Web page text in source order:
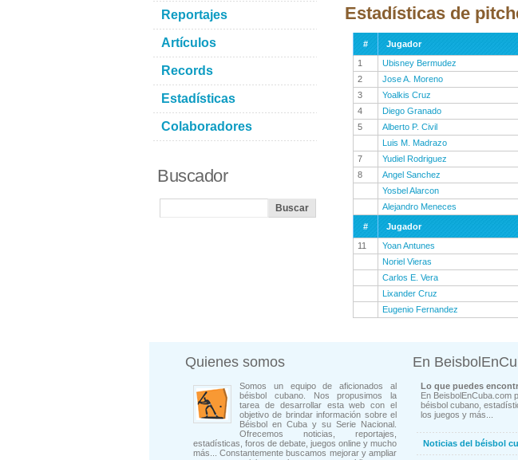
Estadísticas de
# Jugador
1
Ubisney Bermudez
2
Jose A. Moreno
3
Yoalkis Cruz
4
Diego Granado
5
Alberto P. Civil
Luis M. Madrazo
7
Yudiel Rodriguez
8
Angel Sanchez
Yosbel Alarcon
Alejandro Meneces
# Jugador
11
Yoan Antunes
Noriel Vieras
Carlos E. Vera
Lixander Cruz
Eugenio Fernandez
Reportajes
Artículos
Records
Estadísticas
Colaboradores
Buscador
Quienes somos
Somos un equipo de aficionados al
béisbol cubano. Nos propusimos la
tarea de desarrollar esta web con el
objetivo de brindar información sobre el
Béisbol en Cuba y su Serie Nacional.
Ofrecemos noticias, reportajes,
estadísticas, foros de debate, juegos online y mucho
más... Constantemente buscamos mejorar y ampliar
En
Lo que puedes
En BeisbolEnCuba.com
béisbol cubano,
los juegos y más...
Noticias del béisbol